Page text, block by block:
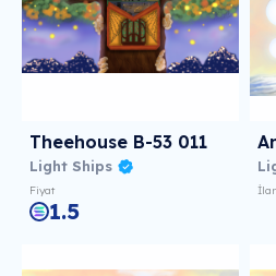
Theehouse B-53 011
Light Ships
Fiyat
1.5